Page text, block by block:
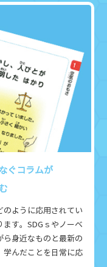
ぐコラムが
のように応用されてい
す。SDGｓやノーベ
ら身近なものと最新の
学んだことを日常に応